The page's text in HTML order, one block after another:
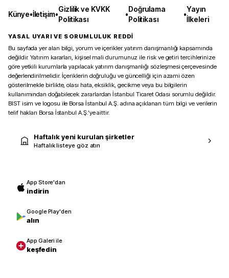
Künye•İletişim•
Gizlilik ve KVKK
Politikası
•
Doğrulama
Politikası
•
Yayın
İlkeleri
YASAL UYARI VE SORUMLULUK REDDİ
Bu sayfada yer alan bilgi, yorum ve içerikler yatırım danışmanlığı kapsamında
değildir. Yatırım kararları, kişisel mali durumunuz ile risk ve getiri tercihlerinize
göre yetkili kurumlarla yapılacak yatırım danışmanlığı sözleşmesi çerçevesinde
değerlendirilmelidir. İçeriklerin doğruluğu ve güncelliği için azami özen
gösterilmekle birlikte, olası hata, eksiklik, gecikme veya bu bilgilerin
kullanımından doğabilecek zararlardan İstanbul Ticaret Odası sorumlu değildir.
BIST isim ve logosu ile Borsa İstanbul A.Ş. adına açıklanan tüm bilgi ve verilerin
telif hakları Borsa İstanbul A.Ş.’ye aittir.
Haftalık yeni kurulan şirketler
Haftalık listeye göz atın
App Store'dan
indirin
Google Play'den
alın
App Galeri ile
keşfedin